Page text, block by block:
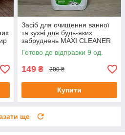
Засіб для очищення ванної
та кухні для будь-яких
забруднень MAXI CLEANER
500ml
Готово до відправки 9 од.
149 ₴ 200 ₴
Купити
ще